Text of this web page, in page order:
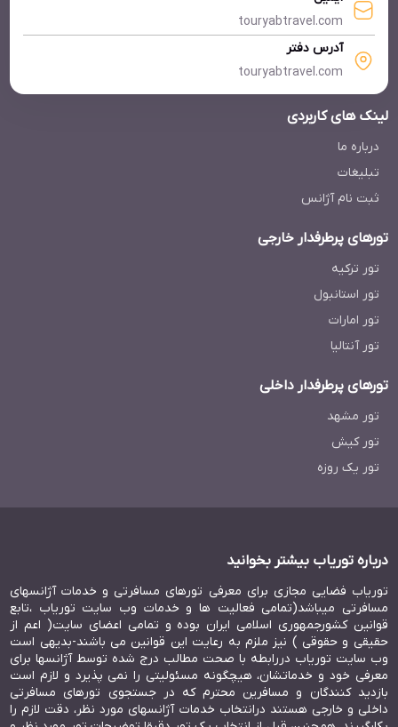
touryabtravel.com
آدرس دفتر
touryabtravel.com
لینک های کاربردی
درباره ما
تبلیغات
ثبت نام آژانس
تورهای پرطرفدار خارجی
تور ترکیه
تور استانبول
تور امارات
تور آنتالیا
تورهای پرطرفدار داخلی
تور مشهد
تور کیش
تور یک روزه
درباره توریاب بیشتر بخوانید
توریاب فضایی مجازی برای معرفی تورهای مسافرتی و خدمات آژانسهای
مسافرتی میباشد(تمامی فعالیت ها و خدمات وب سایت توریاب ،تابع
قوانین کشورجمهوری اسلامی ایران بوده و تمامی اعضای سایت( اعم از
حقیقی و حقوقی ) نیز ملزم به رعایت این قوانین می باشند-بدیهی است
وب سایت توریاب دررابطه با صحت مطالب درج شده توسط آژانسها برای
معرفی خود و خدماتشان، هیچگونه مسئولیتی را نمی پذیرد و لازم است
بازدید کنندگان و مسافرین محترم که در جستجوی تورهای مسافرتی
داخلی و خارجی هستند درانتخاب خدمات آژانسهای مورد نظر، دقت لازم را